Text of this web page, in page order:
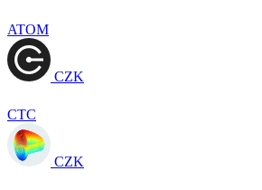
ATOM
CZK
CTC
CZK